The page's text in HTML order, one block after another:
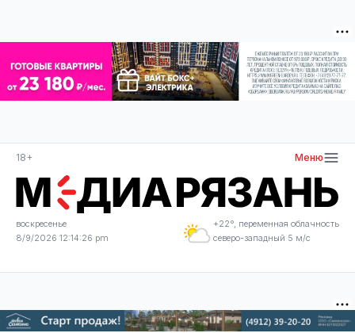
18+ Меню
воскресенье
8/9/2026 12:14:26 pm
+22°, переменная облачность
северо-западный 5 м/с